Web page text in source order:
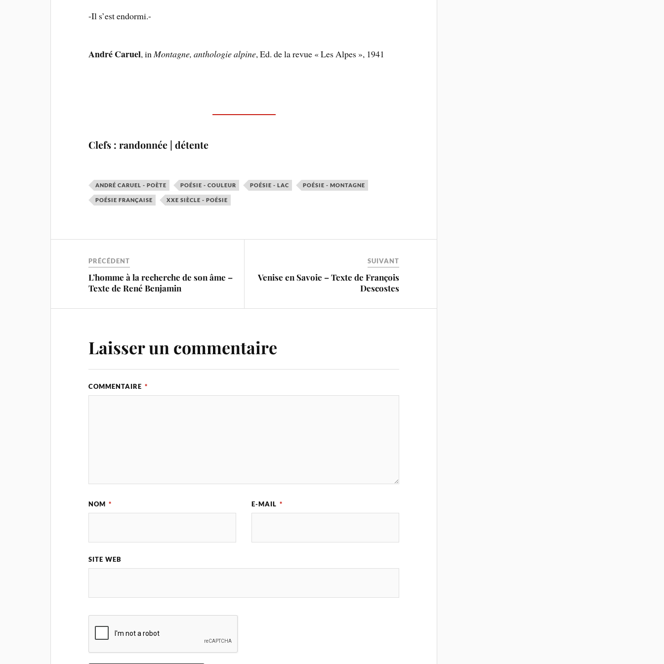
-Il s’est endormi.-
André Caruel, inMontagne, anthologie alpine, Ed. de la revue « Les Alpes », 1941
Clefs : randonnée | détente
ANDRÉ CARUEL - POÈTE POÉSIE - COULEUR POÉSIE - LAC POÉSIE - MONTAGNE
POÉSIE FRANÇAISE XXE SIÈCLE - POÉSIE
PRÉCÉDENT
L’homme à la recherche de son âme –
Texte de René Benjamin
SUIVANT
Venise en Savoie – Texte de François
Descostes
Laisser un commentaire
COMMENTAIRE *
NOM * E-MAIL *
SITE WEB